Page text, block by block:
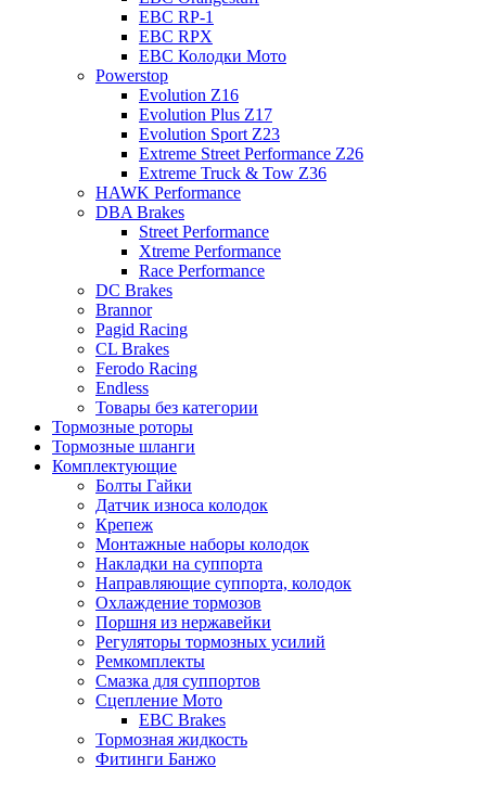
EBC RP-1
EBC RPX
EBC Колодки Мото
Powerstop
Evolution Z16
Evolution Plus Z17
Evolution Sport Z23
Extreme Street Performance Z26
Extreme Truck & Tow Z36
HAWK Performance
DBA Brakes
Street Performance
Xtreme Performance
Race Performance
DC Brakes
Brannor
Pagid Racing
CL Brakes
Ferodo Racing
Endless
Товары без категории
Тормозные роторы
Тормозные шланги
Комплектующие
Болты Гайки
Датчик износа колодок
Крепеж
Монтажные наборы колодок
Накладки на суппорта
Направляющие суппорта, колодок
Охлаждение тормозов
Поршня из нержавейки
Регуляторы тормозных усилий
Ремкомплекты
Смазка для суппортов
Сцепление Мото
EBC Brakes
Тормозная жидкость
Фитинги Банжо